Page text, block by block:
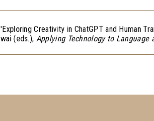
'Exploring Creativity in ChatGPT and Human
wai (eds.), Applying Technology to Language